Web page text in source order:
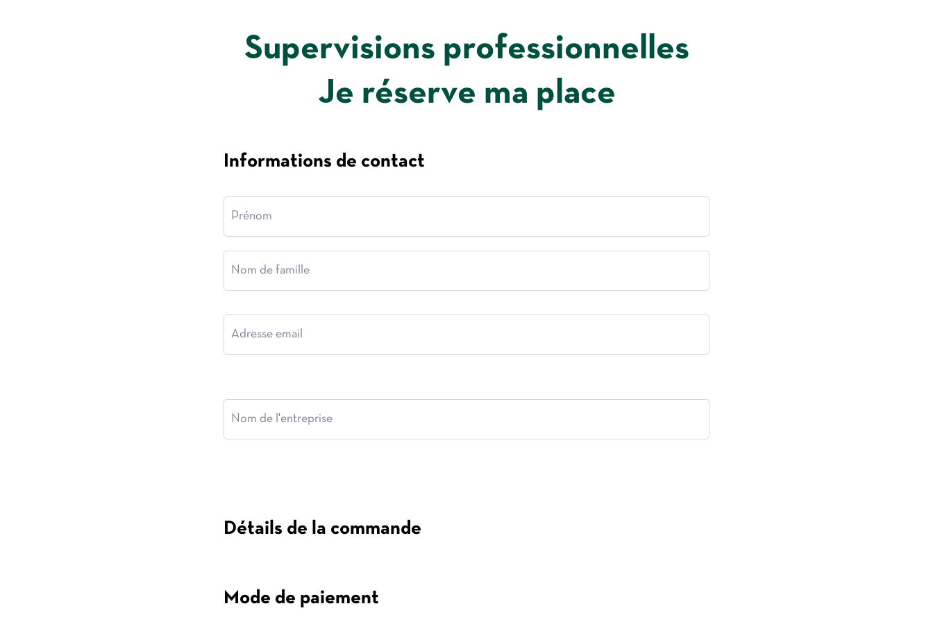
Supervisions professionnelles
Je réserve ma place
Informations de contact
Détails de la commande
Mode de paiement